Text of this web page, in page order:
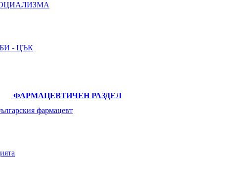
- ЦЪК
ФАРМАЦЕВТИЧЕН РАЗДЕЛ
фармацевт